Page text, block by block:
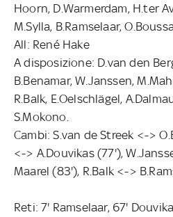
Hoorn, D.Warmerdam, H.ter
M.Sylla, B.Ramselaar,
All: René Hake
A disposizione: D.van den
B.Benamar, W.Janssen,
R.Balk, E.Oelschlägel,
S.Mokono.
Cambi: S.van de Streek <->
<-> A.Douvikas (77'),
Maarel (83'), R.Balk <->
Reti: 7' Ramselaar, 67'